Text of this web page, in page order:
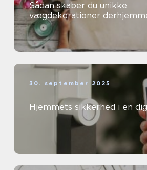
Sådan skaber du unikke
vægdekorationer
30. september 2025
Hjemmets sikkerhed i en